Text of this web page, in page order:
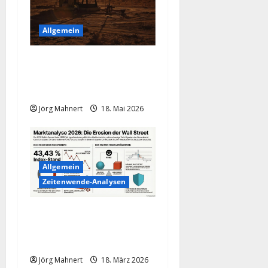
Allgemein
Jörg Mahnert 18. Mai 2026
Allgemein
Zeitenwende-Analysen
Jörg Mahnert 18. März 2026